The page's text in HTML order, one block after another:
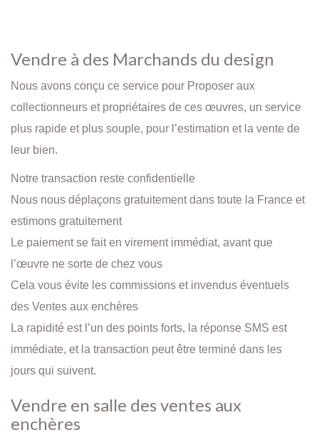
Vendre à des Marchands du design
Nous avons conçu ce service pour Proposer aux
collectionneurs et propriétaires de ces œuvres, un service
plus rapide et plus souple, pour l’estimation et la vente de
leur bien.
Notre transaction reste confidentielle
Nous nous déplaçons gratuitement dans toute la France et
estimons gratuitement
Le paiement se fait en virement immédiat, avant que
l’œuvre ne sorte de chez vous
Cela vous évite les commissions et invendus éventuels
des Ventes aux enchères
La rapidité est l’un des points forts, la réponse SMS est
immédiate, et la transaction peut être terminé dans les
jours qui suivent.
Vendre en salle des ventes aux
enchères